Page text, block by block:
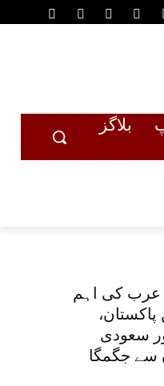
بلاگز
کی اہم
پاکستان،
سعودی
سے جگمگا